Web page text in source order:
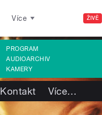
ŽIVĚ
Více
PROGRAM
AUDIOARCHIV
KAMERY
Kontakt Více…